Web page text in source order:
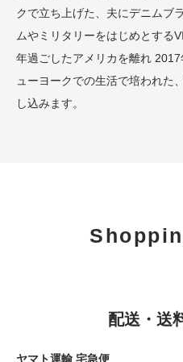
クで立ち上げた、夫にデニムブ
ムやミリタリーをはじめとする
年過ごしたアメリカを離れ
ューヨークでの生活で培われた
し込みます。
配送・送
ヤマト運輸 宅急便